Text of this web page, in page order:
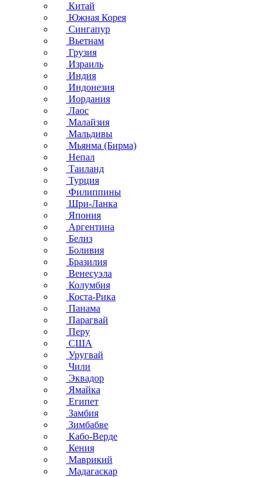
Китай
Южная Корея
Сингапур
Вьетнам
Грузия
Израиль
Индия
Индонезия
Иордания
Лаос
Малайзия
Мальдивы
Мьянма (Бирма)
Непал
Таиланд
Турция
Филиппины
Шри-Ланка
Япония
Аргентина
Белиз
Боливия
Бразилия
Венесуэла
Колумбия
Коста-Рика
Панама
Парагвай
Перу
США
Уругвай
Чили
Эквадор
Ямайка
Египет
Замбия
Зимбабве
Кабо-Верде
Кения
Маврикий
Мадагаскар